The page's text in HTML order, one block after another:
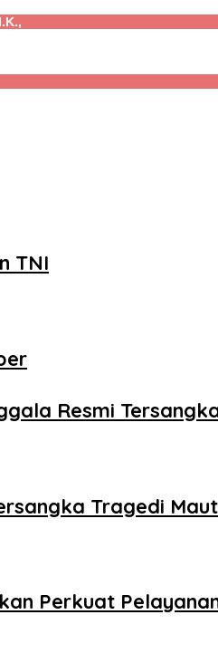
TNI
Resmi
Tragedi Maut
Perkuat